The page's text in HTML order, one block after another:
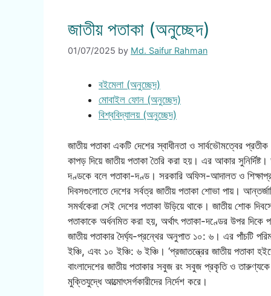
জাতীয় পতাকা (অনুচ্ছেদ)
01/07/2025 by Md. Saifur Rahman
বইমেলা (অনুচ্ছেদ)
মোবাইল ফোন (অনুচ্ছেদ)
বিশ্ববিদ্যালয় (অনুচ্ছেদ)
জাতীয় পতাকা একটি দেশের স্বাধীনতা ও সার্বভৌমত্বের
কাপড় দিয়ে জাতীয় পতাকা তৈরি করা হয়। এর আকার
দণ্ডকে বলে পতাকা-দণ্ড। সরকারি অফিস-আদালত ও
দিবসগুলোতে দেশের সর্বত্র জাতীয় পতাকা শোভা পায়।
সমর্থকেরা সেই দেশের পতাকা উড়িয়ে থাকে। জাতীয় শোক
পতাকাকে অর্ধনমিত করা হয়, অর্থাৎ পতাকা-দণ্ডের উপর দিকে
জাতীয় পতাকার দৈর্ঘ্য-প্রন্থের অনুপাত ১০: ৬। এর
ইঞ্চি, এবং ১০ ইঞ্চি: ৬ ইঞ্চি। ‘প্রজাতন্ত্রের জাতীয় পতাকা
বাংলাদেশের জাতীয় পতাকার সবুজ রং সবুজ প্রকৃতি ও
মুক্তিযুদ্ধে আত্মোৎসর্গকারীদের নির্দেশ করে।